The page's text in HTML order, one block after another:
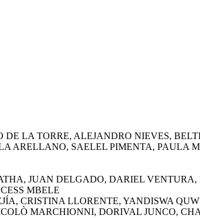
LA TORRE, ALEJANDRO NIEVES,
ARELLANO, SAELEL PIMENTA, PAULA
JUAN DELGADO, DARIEL
MBELE
CRISTINA LLORENTE, YANDISWA
MARCHIONNI, DORIVAL JUNCO,